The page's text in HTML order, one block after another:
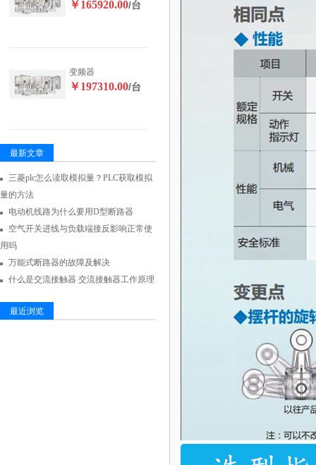
￥165920.00/台
变频器
￥197310.00/台
最新文章
三菱plc怎么读取模拟量？PLC获取模拟
量的方法
电动机线路为什么要用D型断路器
空气开关进线与负载端接反影响正常使
用吗
万能式断路器的故障及解决
什么是交流接触器 交流接触器工作原理
最近浏览